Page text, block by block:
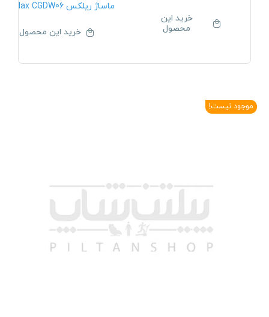
خرید این
محصول
ماساژ ریلکس Relax CGDW06
خرید این محصول
موجود نیست!